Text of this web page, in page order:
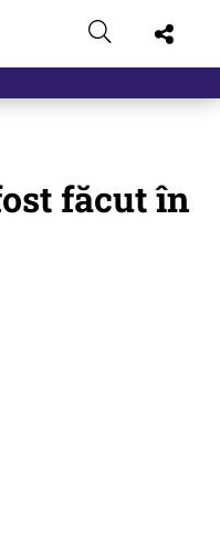
făcut în